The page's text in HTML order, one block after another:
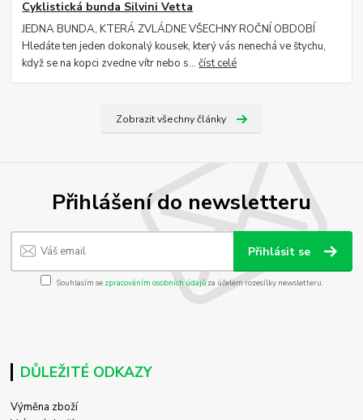
Cyklistická bunda Silvini Vetta
JEDNA BUNDA, KTERÁ ZVLÁDNE VŠECHNY ROČNÍ OBDOBÍ
Hledáte ten jeden dokonalý kousek, který vás nenechá ve štychu,
když se na kopci zvedne vítr nebo s...číst celé
Zobrazit všechny články
Přihlášení do newsletteru
Přihlásit se
Souhlasím se zpracováním osobních údajůza účelem rozesílky newsletteru.
DŮLEŽITÉ ODKAZY
Výměna zboží